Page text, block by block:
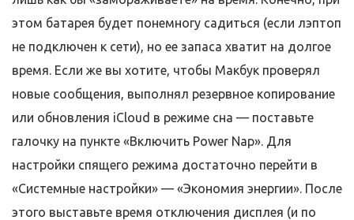
этом батарея будет понемногу садиться (если лэптоп
не подключен к сети), но ее запаса хватит на долгое
время. Если же вы хотите, чтобы Макбук проверял
новые сообщения, выполнял резервное копирование
или обновления iCloud в режиме сна — поставьте
галочку на пункте «Включить Power Nap». Для
настройки спящего режима достаточно перейти в
«Системные настройки» — «Экономия энергии». После
этого выставьте время отключения дисплея (и по